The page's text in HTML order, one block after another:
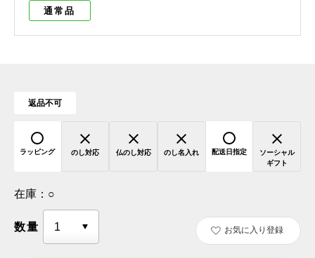
通常品
返品不可
ラッピング のし対応 仏のし対応 のし名入れ 配送日指定
ソーシャル
ギフト
在庫： ○
数量 お気に入り登録